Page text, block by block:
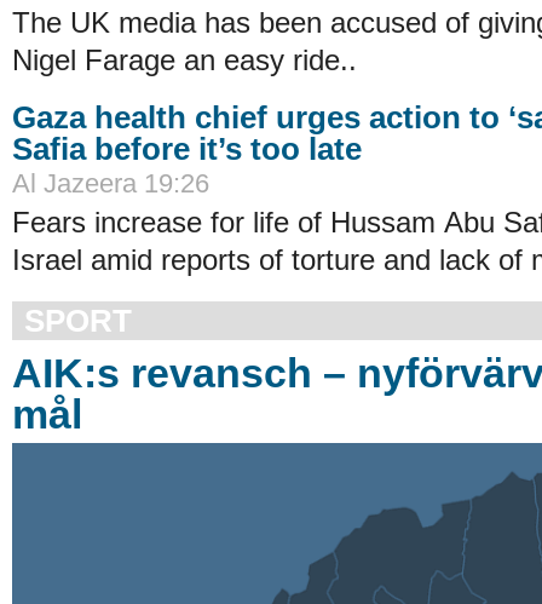
The UK media has been accused of
Nigel Farage an easy ride..
Gaza health chief urges action to
Safia before it’s too late
Al Jazeera 19:26
Fears increase for life of Hussam Abu
Israel amid reports of torture and lack of
SPORT
AIK:s revansch –
mål